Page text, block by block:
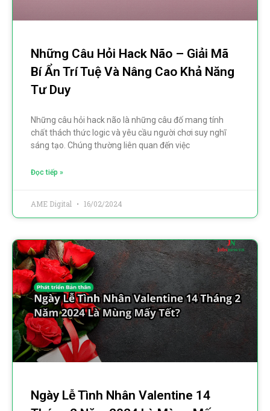
Những Câu Hỏi Hack Não – Giải Mã
Bí Ẩn Trí Tuệ Và Nâng Cao Khả Năng
Tư Duy
Những câu hỏi hack não là những câu đố mang tính
chất thách thức logic và yêu cầu người chơi suy nghĩ
sáng tạo. Chúng thường liên quan đến việc
Đọc tiếp »
AME Digital 16/02/2024
Ngày Lễ Tình Nhân Valentine 14